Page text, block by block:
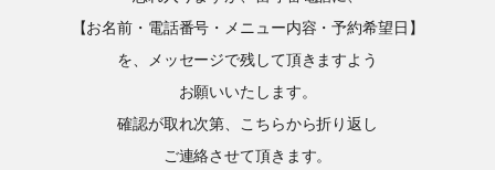
【お名前・電話番号・メニュー内容・予約希望日】
を、メッセージで残して頂きますよう
お願いいたします。
確認が取れ次第、こちらから折り返し
ご連絡させて頂きます。